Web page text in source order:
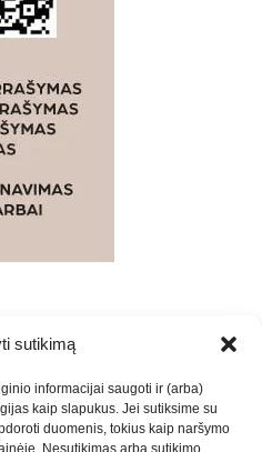
sutikimą
informacijai saugoti ir (arba)
kaip slapukus. Jei sutiksime su
duomenis, tokius kaip naršymo
Nesutikimas arba sutikimo
turinio kūrimas,
į mūsų valdomas